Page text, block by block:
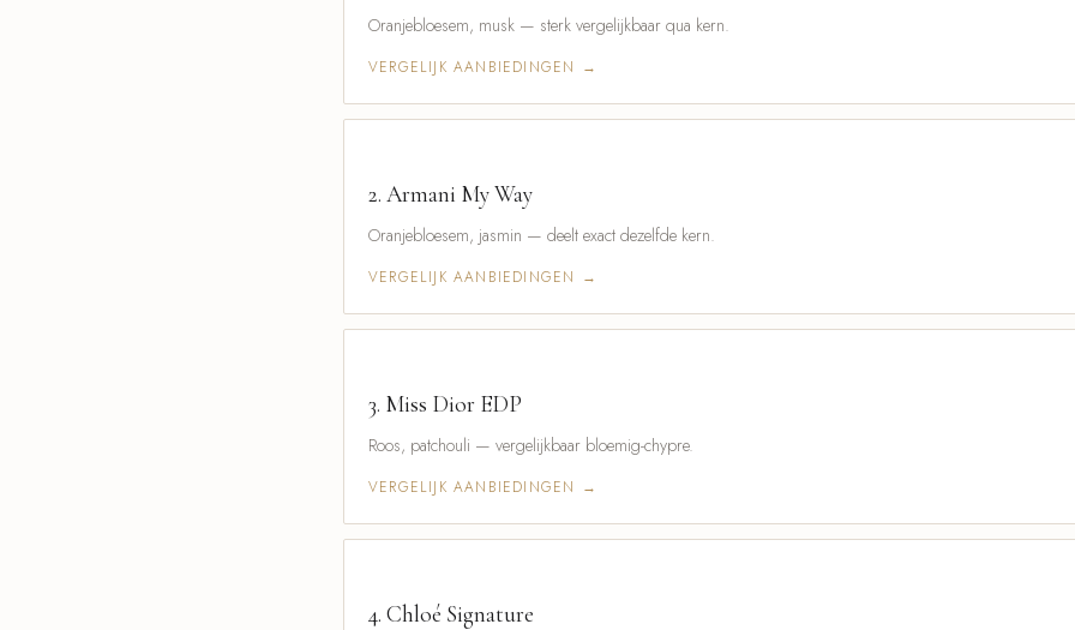
Oranjebloesem, musk — sterk vergelijkbaar qua kern.
VERGELIJK AANBIEDINGEN →
2. Armani My Way
Oranjebloesem, jasmin — deelt exact dezelfde kern.
VERGELIJK AANBIEDINGEN →
3. Miss Dior EDP
Roos, patchouli — vergelijkbaar bloemig-chypre.
VERGELIJK AANBIEDINGEN →
4. Chloé Signature